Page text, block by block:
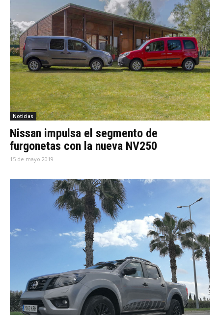
Noticias
Nissan impulsa el segmento de
furgonetas con la nueva NV250
15 de mayo 2019